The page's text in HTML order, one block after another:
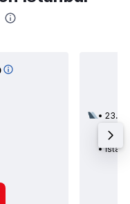
23.09.